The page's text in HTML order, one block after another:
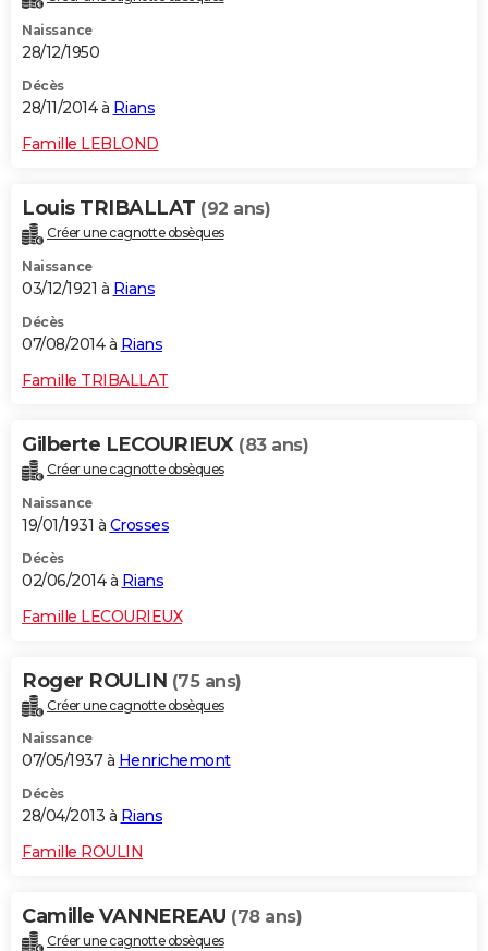
Naissance
28/12/1950
Décès
28/11/2014 à Rians
Famille LEBLOND
Louis TRIBALLAT (92 ans)
Créer une cagnotte obsèques
Naissance
03/12/1921 à Rians
Décès
07/08/2014 à Rians
Famille TRIBALLAT
Gilberte LECOURIEUX (83 ans)
Créer une cagnotte obsèques
Naissance
19/01/1931 à Crosses
Décès
02/06/2014 à Rians
Famille LECOURIEUX
Roger ROULIN (75 ans)
Créer une cagnotte obsèques
Naissance
07/05/1937 à Henrichemont
Décès
28/04/2013 à Rians
Famille ROULIN
Camille VANNEREAU (78 ans)
Créer une cagnotte obsèques